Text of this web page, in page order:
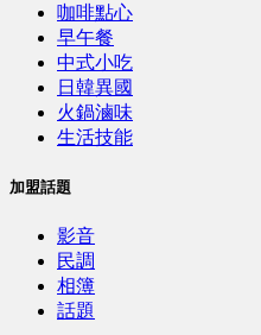
咖啡點心
早午餐
中式小吃
日韓異國
火鍋滷味
生活技能
加盟話題
影音
民調
相簿
話題